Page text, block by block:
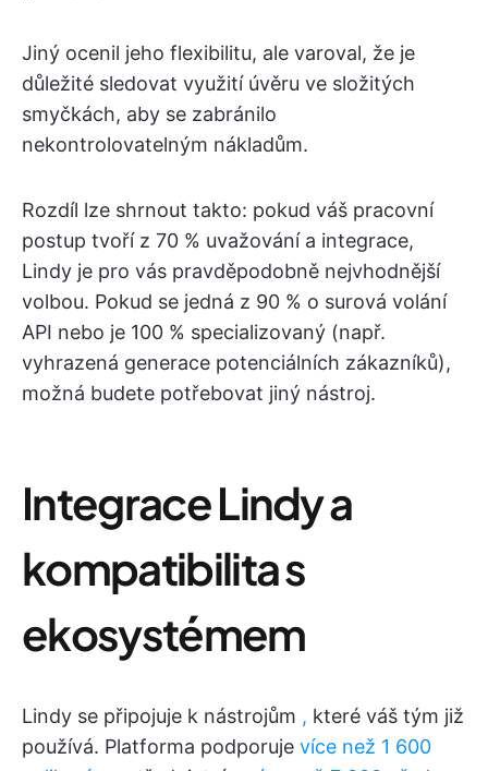
Jiný ocenil jeho flexibilitu, ale varoval, že je
důležité sledovat využití úvěru ve složitých
smyčkách, aby se zabránilo
nekontrolovatelným nákladům.
Rozdíl lze shrnout takto: pokud váš pracovní
postup tvoří z 70 % uvažování a integrace,
Lindy je pro vás pravděpodobně nejvhodnější
volbou. Pokud se jedná z 90 % o surová volání
API nebo je 100 % specializovaný (např.
vyhrazená generace potenciálních zákazníků),
možná budete potřebovat jiný nástroj.
Integrace Lindy a
kompatibilita s
ekosystémem
Lindy se připojuje k nástrojům , které váš tým již
používá. Platforma podporuje více než 1 600